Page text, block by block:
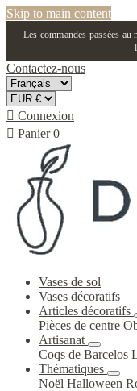
Skip to main content
Les commandes passées
Contactez-nous
 Connexion
 Panier 0
Vases de sol
Vases décoratifs
Articles décoratifs
Pièces de centre
Artisanat
Coqs de Barcelos
Thématiques
Noël Halloween